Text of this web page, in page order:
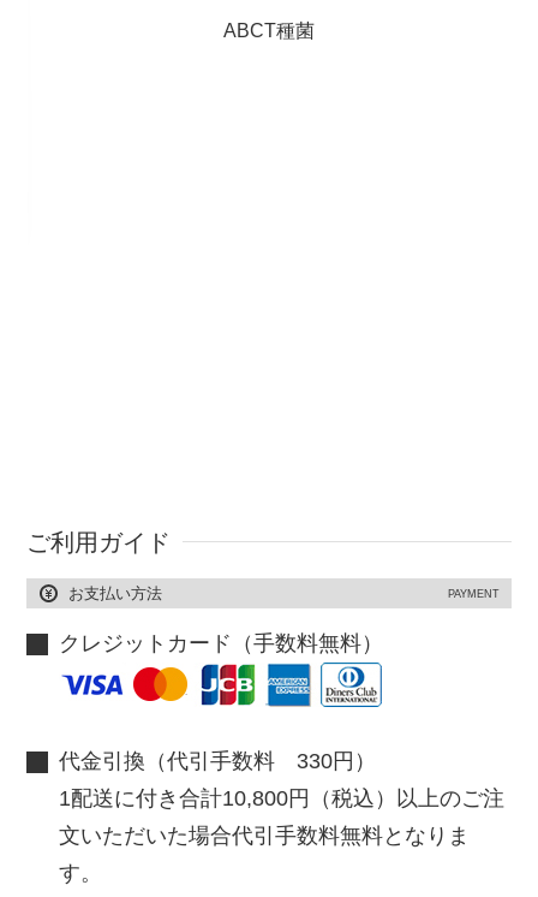
ABCT種菌
ご利用ガイド
お支払い方法 PAYMENT
クレジットカード（手数料無料）
代金引換（代引手数料 330円）
1配送に付き合計10,800円（税込）以上のご注
文いただいた場合代引手数料無料となりま
す。